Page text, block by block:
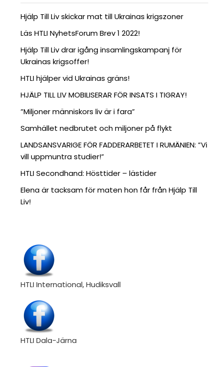
Hjälp Till Liv skickar mat till Ukrainas krigszoner
Läs HTLI NyhetsForum Brev 1 2022!
Hjälp Till Liv drar igång insamlingskampanj för
Ukrainas krigsoffer!
HTLI hjälper vid Ukrainas gräns!
HJÄLP TILL LIV MOBILISERAR FÖR INSATS I TIGRAY!
”Miljoner människors liv är i fara”
Samhället nedbrutet och miljoner på flykt
LANDSANSVARIGE FÖR FADDERARBETET I RUMÄNIEN: ”Vi
vill uppmuntra studier!”
HTLI Secondhand: Hösttider – lästider
Elena är tacksam för maten hon får från Hjälp Till
Liv!
HTLI International, Hudiksvall
HTLI Dala-Järna